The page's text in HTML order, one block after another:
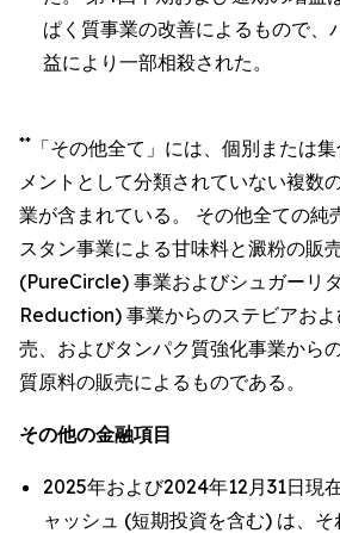
ぱく質事業の改善によるもので、
益により一部相殺された。
** 「その他全て」には、個別または
メントとして分類されていない複数
業が含まれている。 その他全ての純
スタン事業による甘味料と澱粉の販
(PureCircle) 事業およびシュガーリ
Reduction) 事業からのステビアお
売、およびタンパク質強化事業から
質原料の販売によるものである。
その他の金融項目
2025年および2024年12月31日現
ャッシュ (短期投資を含む) は、